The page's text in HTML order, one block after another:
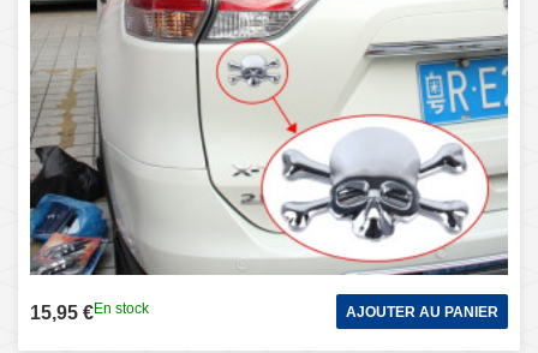
15,95 €En stock AJOUTER AU PANIER